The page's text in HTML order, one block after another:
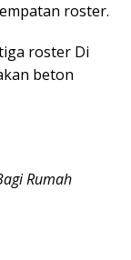
roster.
roster Di
beton
Rumah